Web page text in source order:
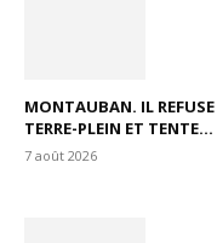
MONTAUBAN. IL
TERRE-PLEIN ET TENTE...
7 août 2026